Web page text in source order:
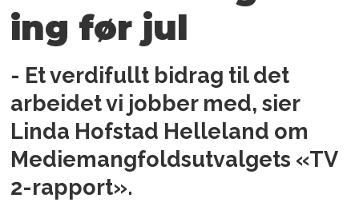
ing før jul
- Et verdifullt bidrag til det
arbeidet vi jobber med, sier
Linda Hofstad Helleland om
Mediemangfoldsutvalgets «TV
2-rapport».